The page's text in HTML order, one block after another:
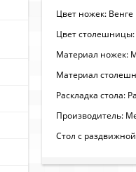
Цвет ножек: Венге
Цвет столешницы:
Материал ножек:
Материал
Раскладка стола:
Производитель:
Стол с